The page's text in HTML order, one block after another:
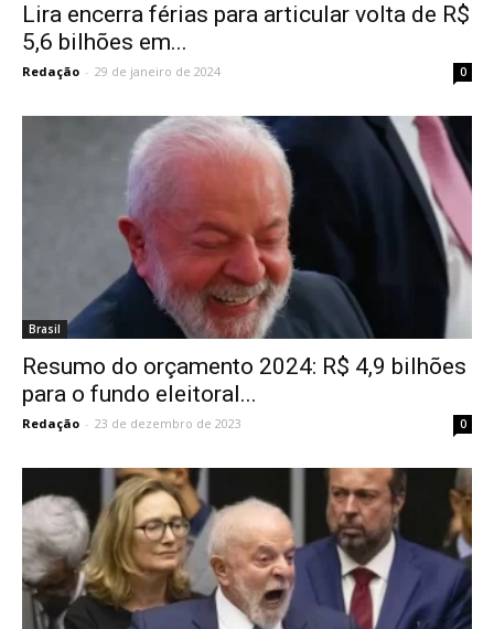
Lira encerra férias para articular volta de R$
5,6 bilhões em...
Redação - 29 de janeiro de 2024 0
Brasil
Resumo do orçamento 2024: R$ 4,9 bilhões
para o fundo eleitoral...
Redação - 23 de dezembro de 2023 0